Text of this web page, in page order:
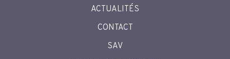
ACTUALITÉS
CONTACT
SAV